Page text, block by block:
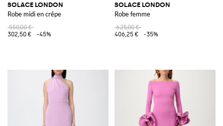
SOLACE LONDON
Robe midi en crêpe
550,00 €
302,50 €
-45%
SOLACE LONDON
Robe femme
625,00 €
406,25 €
-35%